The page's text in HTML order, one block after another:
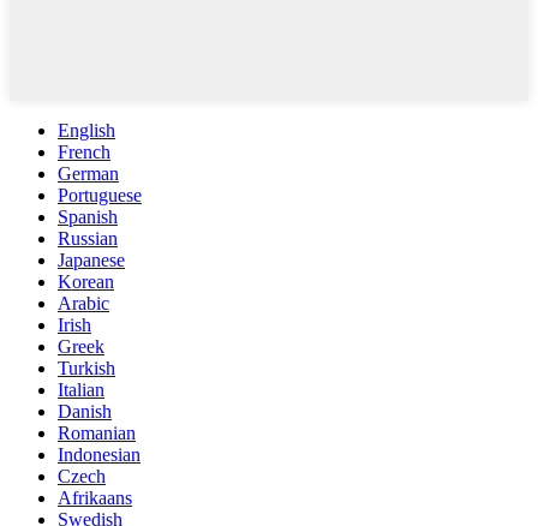
English
French
German
Portuguese
Spanish
Russian
Japanese
Korean
Arabic
Irish
Greek
Turkish
Italian
Danish
Romanian
Indonesian
Czech
Afrikaans
Swedish